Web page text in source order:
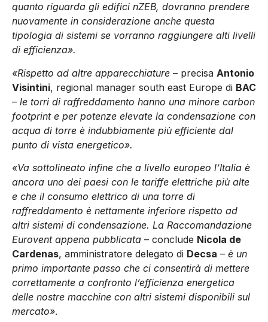
quanto riguarda gli edifici nZEB, dovranno prendere
nuovamente in considerazione anche questa
tipologia di sistemi se vorranno raggiungere alti livelli
di efficienza».
«Rispetto ad altre apparecchiature – precisa Antonio
Visintini, regional manager south east Europe di BAC
– le torri di raffreddamento hanno una minore carbon
footprint e per potenze elevate la condensazione con
acqua di torre è indubbiamente più efficiente dal
punto di vista energetico».
«Va sottolineato infine che a livello europeo l’Italia è
ancora uno dei paesi con le tariffe elettriche più alte
e che il consumo elettrico di una torre di
raffreddamento è nettamente inferiore rispetto ad
altri sistemi di condensazione. La Raccomandazione
Eurovent appena pubblicata – conclude Nicola de
Cardenas, amministratore delegato di Decsa – è un
primo importante passo che ci consentirà di mettere
correttamente a confronto l’efficienza energetica
delle nostre macchine con altri sistemi disponibili sul
mercato».